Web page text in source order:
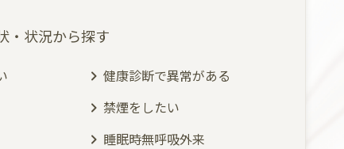
・状況から探す
健康診断で異常がある
禁煙をしたい
睡眠時無呼吸外来